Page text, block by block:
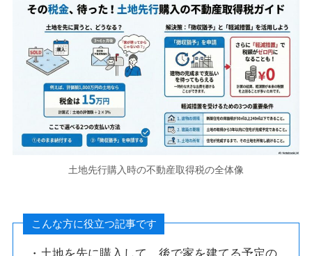
土地先行購入時の不動産取得税の全体像
こんな方に役立つ記事です
・土地を先に購入して、後で家を建てる予定の